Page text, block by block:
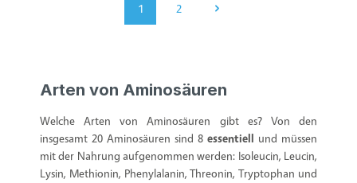
Seite
1
Seite
2
Arten von Aminosäuren
Welche Arten von Aminosäuren gibt es? Von den
insgesamt 20 Aminosäuren sind 8 essentiell und müssen
mit der Nahrung aufgenommen werden: Isoleucin, Leucin,
Lysin, Methionin, Phenylalanin, Threonin, Tryptophan und